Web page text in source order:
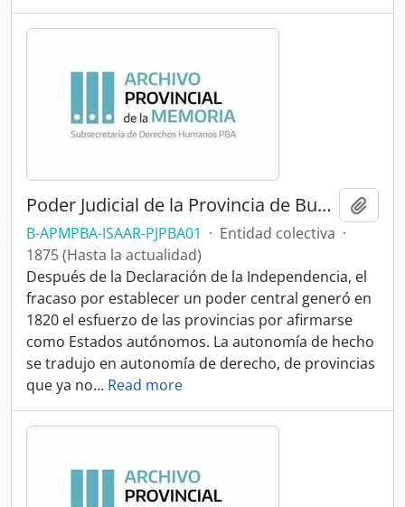
Poder Judicial de la Provincia de Buenos Aires
B-APMPBA-ISAAR-PJPBA01 · Entidad colectiva ·
1875 (Hasta la actualidad)
Después de la Declaración de la Independencia, el
fracaso por establecer un poder central generó en
1820 el esfuerzo de las provincias por afirmarse
como Estados autónomos. La autonomía de hecho
se tradujo en autonomía de derecho, de provincias
que ya no… Read more